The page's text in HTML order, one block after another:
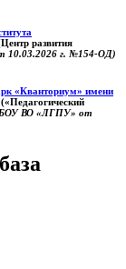
развития
г. №154-ОД)
«Кванториум» имени
ВО «ЛГПУ» от